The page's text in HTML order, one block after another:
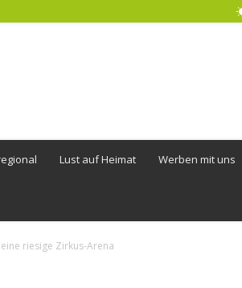
Lust auf Heimat Werben mit uns
riesige Zirkus-Arena